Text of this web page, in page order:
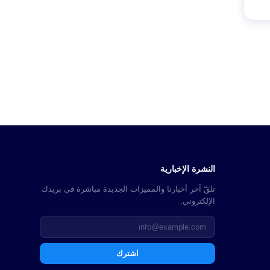
النشرة الإخبارية
تلقّ آخر أخبارنا والمميزات الجديدة مباشرة في بريدك
الإلكتروني.
اشترك